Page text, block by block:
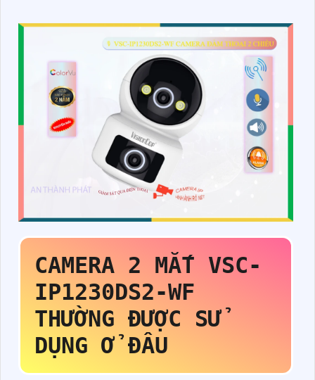
CAMERA 2 MẮT VSC-
IP1230DS2-WF
THƯỜNG ĐƯỢC SỬ
DỤNG Ở ĐÂU